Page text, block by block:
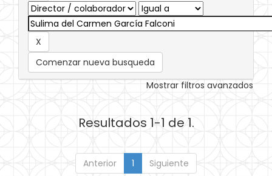
Comenzar nueva busqueda
Mostrar filtros avanzados
Resultados 1-1 de 1.
Anterior 1 Siguiente